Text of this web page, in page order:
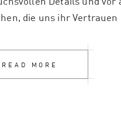
die uns ihr Vertrauen
READ MORE